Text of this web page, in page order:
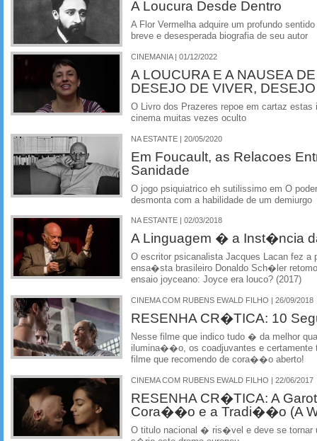
A Loucura Desde Dentro
A Flor Vermelha adquire um profundo
breve e desesperada biografia de seu autor
CINEMANIA | 01/12/2022
A LOUCURA E A NAUSEA
DESEJO DE VIVER,
O Livro dos Prazeres repoe em cartaz estas
cinema muitas vezes oculto
NA ESTANTE | 20/05/2020
Em Foucault, as Relacoes
Sanidade
O jogo psiquiatrico eh sutilissimo em O
desmonta com a habilidade de um demiurgo
NA ESTANTE | 02/03/2018
A Linguagem � a Inst�ncia
O escritor psicanalista Jacques Lacan fez
ensa�sta brasileiro Donaldo Sch�ler
ensaio joyceano: Joyce era louco? (2017)
CINEMA COM RUBENS EWALD FILHO | 26/09/2018
RESENHA CR�TICA: 10
Nesse filme que indico tudo � da melhor
ilumina��o, os coadjuvantes e certamente
filme que recomendo de cora��o aberto!
CINEMA COM RUBENS EWALD FILHO | 22/06/2017
RESENHA CR�TICA: A
Cora��o e a Tradi��o (A
O titulo nacional � ris�vel e deve se tornar